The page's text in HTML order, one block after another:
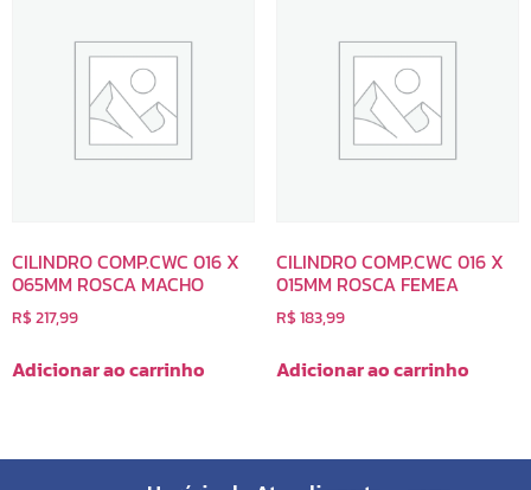
CILINDRO COMP.CWC 016 X
065MM ROSCA MACHO
R$217,99
Adicionar ao carrinho
CILINDRO COMP.CWC 016 X
015MM ROSCA FEMEA
R$183,99
Adicionar ao carrinho